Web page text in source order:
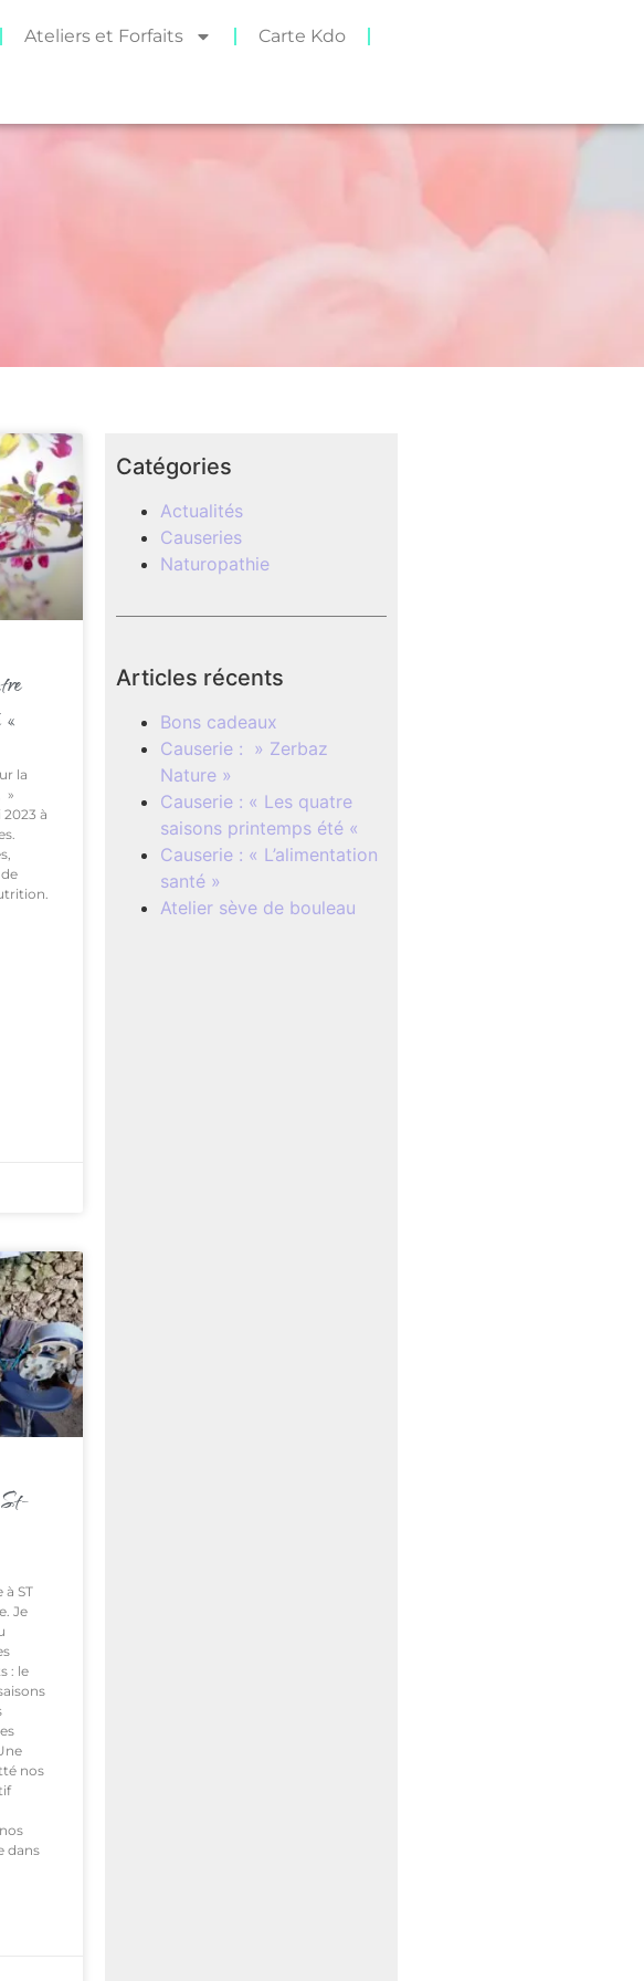
Ateliers et Forfaits Carte Kdo
la
»
à
ST
Je
: le
nos
dans
Catégories
Actualités
Causeries
Naturopathie
Articles récents
Bons cadeaux
Causerie : » Zerbaz
Nature »
Causerie : « Les quatre
saisons printemps été «
Causerie : « L’alimentation
santé »
Atelier sève de bouleau